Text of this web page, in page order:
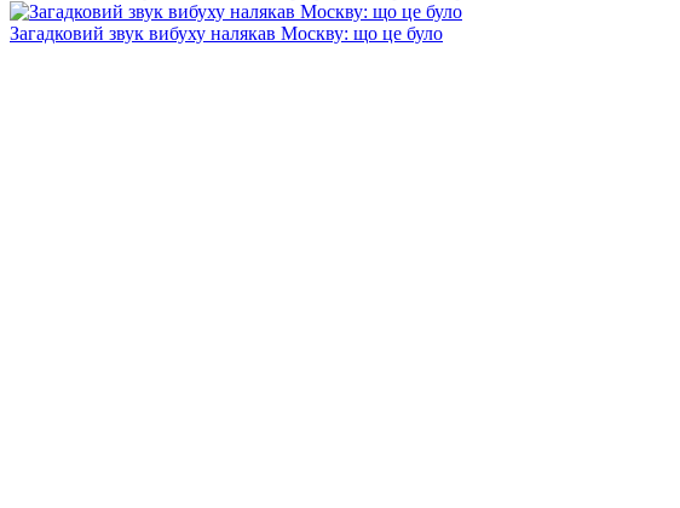
Загадковий звук вибуху налякав Москву: що це було